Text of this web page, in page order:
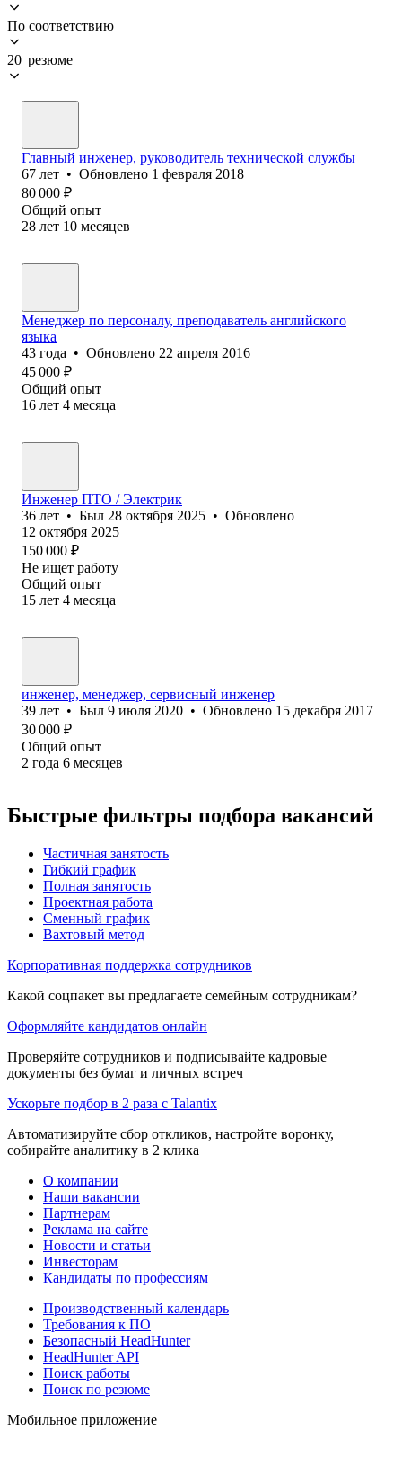
По соответствию
20 резюме
Главный инженер, руководитель технической службы
67 лет • Обновлено 1 февраля 2018
80 000 ₽
Общий опыт
28 лет 10 месяцев
Менеджер по персоналу, преподаватель английского
языка
43 года • Обновлено 22 апреля 2016
45 000 ₽
Общий опыт
16 лет 4 месяца
Инженер ПТО / Электрик
36 лет • Был 28 октября 2025 • Обновлено
12 октября 2025
150 000 ₽
Не ищет работу
Общий опыт
15 лет 4 месяца
инженер, менеджер, сервисный инженер
39 лет • Был 9 июля 2020 • Обновлено 15 декабря 2017
30 000 ₽
Общий опыт
2 года 6 месяцев
Быстрые фильтры подбора вакансий
Частичная занятость
Гибкий график
Полная занятость
Проектная работа
Сменный график
Вахтовый метод
Корпоративная поддержка сотрудников
Какой соцпакет вы предлагаете семейным сотрудникам?
Оформляйте кандидатов онлайн
Проверяйте сотрудников и подписывайте кадровые
документы без бумаг и личных встреч
Ускорьте подбор в 2 раза с Talantix
Автоматизируйте сбор откликов, настройте воронку,
собирайте аналитику в 2 клика
О компании
Наши вакансии
Партнерам
Реклама на сайте
Новости и статьи
Инвесторам
Кандидаты по профессиям
Производственный календарь
Требования к ПО
Безопасный HeadHunter
HeadHunter API
Поиск работы
Поиск по резюме
Мобильное приложение